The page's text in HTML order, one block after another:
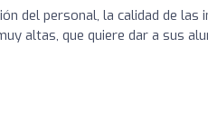
del personal, la calidad de las
altas, que quiere dar a sus